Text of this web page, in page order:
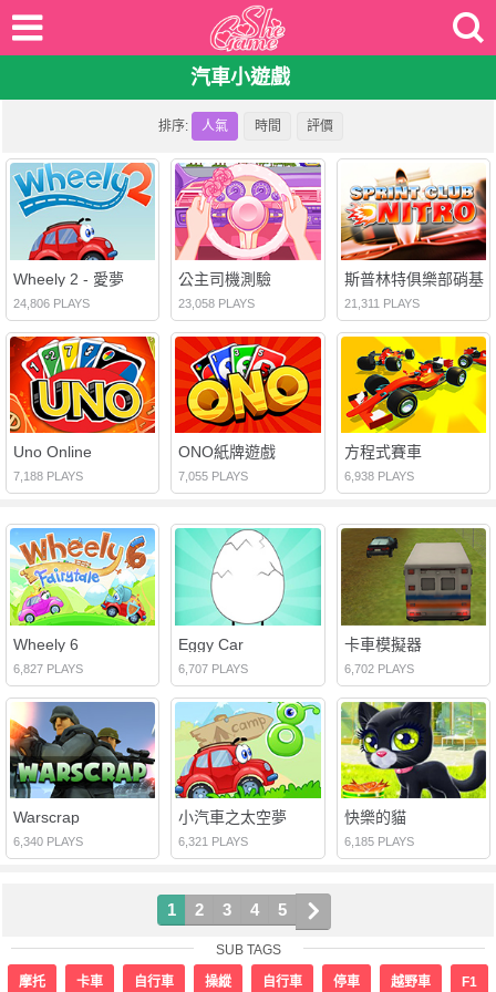
汽車小遊戲
排序: 人氣 時間 評價
Wheely 2 - 愛夢
24,806 PLAYS
公主司機測驗
23,058 PLAYS
斯普林特俱樂部硝基
21,311 PLAYS
Uno Online
7,188 PLAYS
ONO紙牌遊戲
7,055 PLAYS
方程式賽車
6,938 PLAYS
Wheely 6
6,827 PLAYS
Eggy Car
6,707 PLAYS
卡車模擬器
6,702 PLAYS
Warscrap
6,340 PLAYS
小汽車之太空夢
6,321 PLAYS
快樂的貓
6,185 PLAYS
1 2 3 4 5
SUB TAGS
摩托 卡車 自行車 操縱 自行車 停車 越野車 F1